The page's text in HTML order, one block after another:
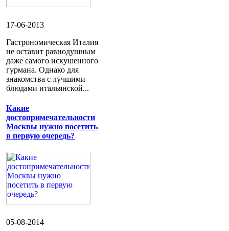
17-06-2013
Гастрономическая Италия
не оставит равнодушным
даже самого искушенного
гурмана. Однако для
знакомства с лучшими
блюдами итальянской...
Какие
достопримечательности
Москвы нужно посетить
в первую очередь?
05-08-2014